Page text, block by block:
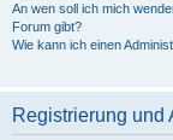
An wen soll ich mich
Forum gibt?
Wie kann ich einen
Registrierung und